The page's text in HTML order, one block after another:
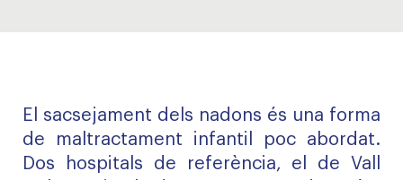
El sacsejament dels nadons és una forma
de maltractament infantil poc abordat.
Dos hospitals de referència, el de Vall